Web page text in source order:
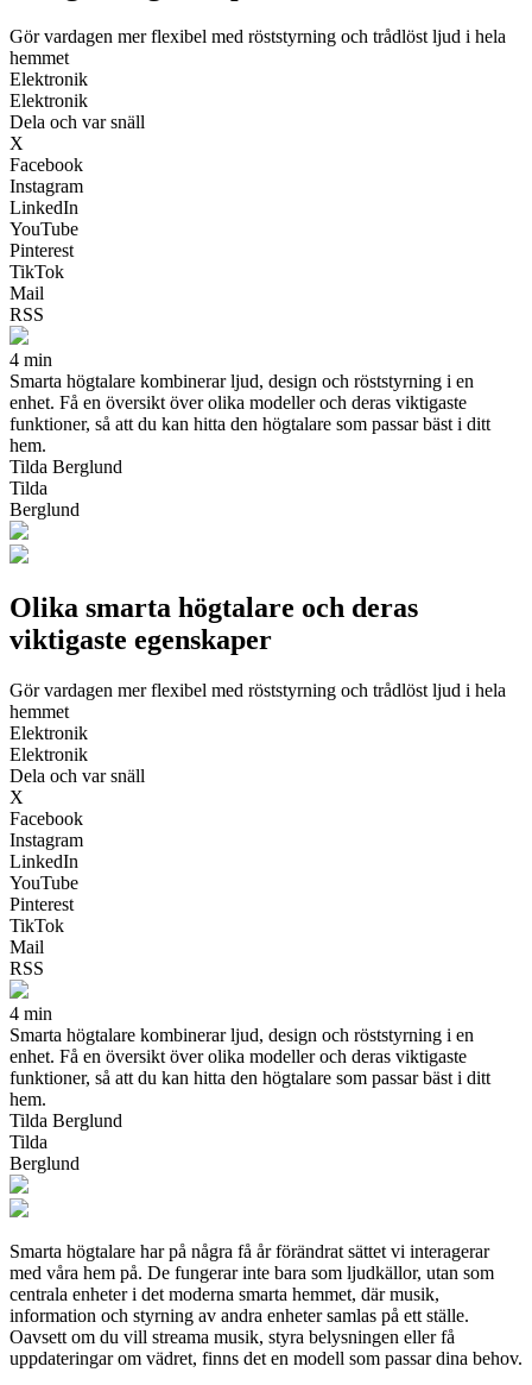
Gör vardagen mer flexibel med röststyrning och trådlöst ljud i hela
hemmet
Elektronik
Elektronik
Dela och var snäll
X
Facebook
Instagram
LinkedIn
YouTube
Pinterest
TikTok
Mail
RSS
4 min
Smarta högtalare kombinerar ljud, design och röststyrning i en
enhet. Få en översikt över olika modeller och deras viktigaste
funktioner, så att du kan hitta den högtalare som passar bäst i ditt
hem.
Tilda Berglund
Tilda
Berglund
Olika smarta högtalare och deras
viktigaste egenskaper
Gör vardagen mer flexibel med röststyrning och trådlöst ljud i hela
hemmet
Elektronik
Elektronik
Dela och var snäll
X
Facebook
Instagram
LinkedIn
YouTube
Pinterest
TikTok
Mail
RSS
4 min
Smarta högtalare kombinerar ljud, design och röststyrning i en
enhet. Få en översikt över olika modeller och deras viktigaste
funktioner, så att du kan hitta den högtalare som passar bäst i ditt
hem.
Tilda Berglund
Tilda
Berglund
Smarta högtalare har på några få år förändrat sättet vi interagerar
med våra hem på. De fungerar inte bara som ljudkällor, utan som
centrala enheter i det moderna smarta hemmet, där musik,
information och styrning av andra enheter samlas på ett ställe.
Oavsett om du vill streama musik, styra belysningen eller få
uppdateringar om vädret, finns det en modell som passar dina behov.